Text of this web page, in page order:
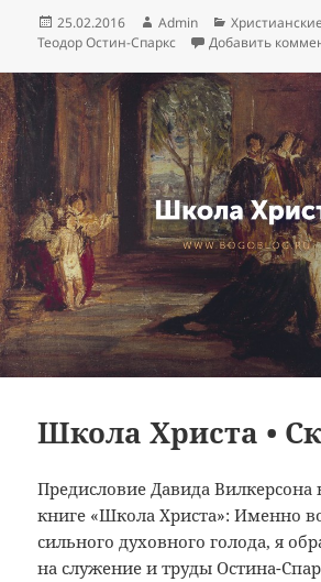
Опубликовано
25.02.2016 Автор
Admin Рубрики
Теодор Остин-Спаркс
Добавить
Школа Христа •
Предисловие Давида Вилкерсона
книге «Школа Христа»: Именно
сильного духовного голода, я
на служение и труды Остина-